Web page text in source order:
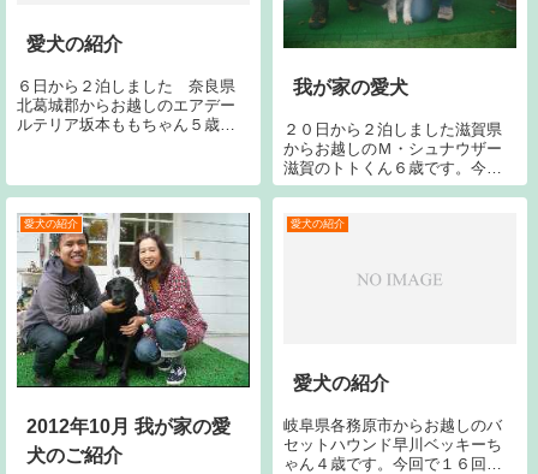
愛犬の紹介
６日から２泊しました 奈良県
北葛城郡からお越しのエアデー
ルテリア坂本ももちゃん５歳で
我が家の愛犬
２０日から２泊しました滋賀県
からお越しのＭ・シュナウザー
滋賀のトトくん６歳です。今回
で２回目です。宜しくお願いい
愛犬の紹介
2012年10月 我が家の愛
犬のご紹介
愛犬の紹介
愛犬の紹介
岐阜県各務原市からお越しのバ
セットハウンド早川ベッキーち
ゃん４歳です。今回で１６回目